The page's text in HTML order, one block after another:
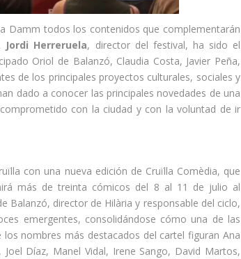
Damm todos los contenidos que complementarán
Jordi Herreruela, director del festival, ha sido el
Oriol de Balanzó, Claudia Costa, Javier Peña,
de los principales proyectos culturales, sociales y
dado a conocer las principales novedades de una
con la ciudad y con la voluntad de ir
con una nueva edición de Cruïlla Comèdia, que
más de treinta cómicos del 8 al 11 de julio al
Balanzó, director de Hilària y responsable del ciclo,
emergentes, consolidándose cómo una de las
nombres más destacados del cartel figuran Ana
Díaz, Manel Vidal, Irene Sango, David Martos,